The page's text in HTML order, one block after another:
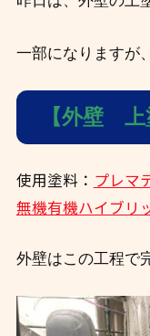
一部になりますが
【外壁 上
使用塗料： プレマ
無機有機ハイブリ
外壁はこの工程で